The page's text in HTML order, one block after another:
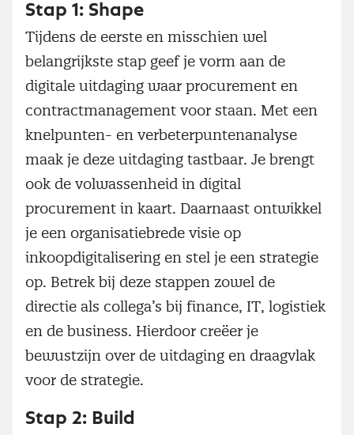
Stap 1: Shape
Tijdens de eerste en misschien wel
belangrijkste stap geef je vorm aan de
digitale uitdaging waar procurement en
contractmanagement voor staan. Met een
knelpunten- en verbeterpuntenanalyse
maak je deze uitdaging tastbaar. Je brengt
ook de volwassenheid in digital
procurement in kaart. Daarnaast ontwikkel
je een organisatiebrede visie op
inkoopdigitalisering en stel je een strategie
op. Betrek bij deze stappen zowel de
directie als collega’s bij finance, IT, logistiek
en de business. Hierdoor creëer je
bewustzijn over de uitdaging en draagvlak
voor de strategie.
Stap 2: Build